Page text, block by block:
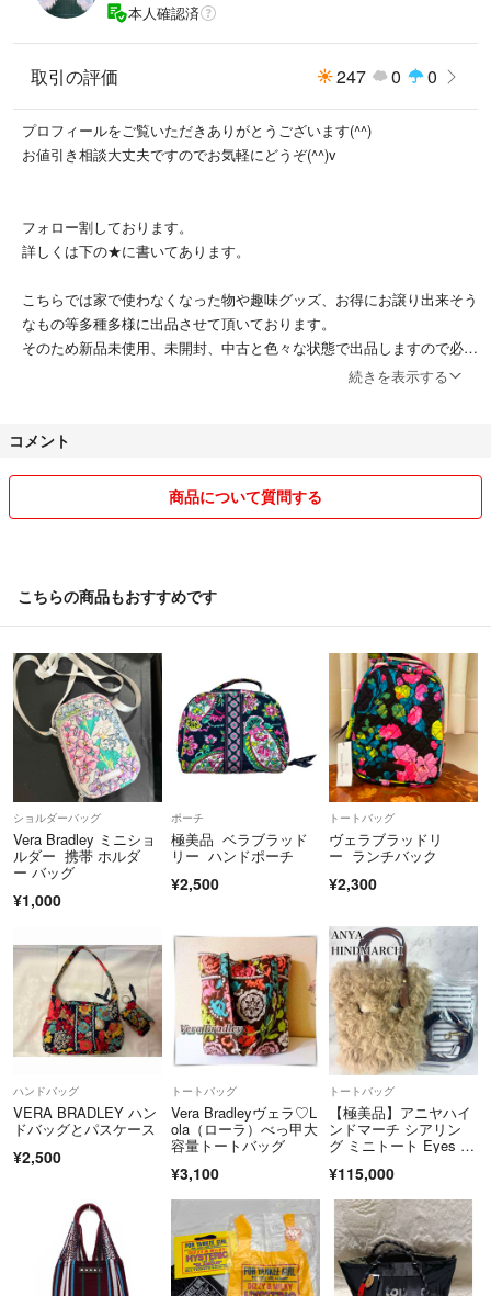
#happyberryオススメ商品
#ベラ
#アメリカン
#ハーマイオニー
#ロン
#ハッフルパフ
#レイブンクロー
#スリザリン
at004065271
本人確認済
取引の評価 247 0 0
プロフィールをご覧いただきありがとうございます(^^)
お値引き相談大丈夫ですのでお気軽にどうぞ(^^)v
フォロー割しております。
詳しくは下の★に書いてあります。
こちらでは家で使わなくなった物や趣味グッズ、お得にお譲り出来そう
なもの等多種多様に出品させて頂いております。
そのため新品未使用、未開封、中古と色々な状態で出品しますので必ず
ット品、輸入品などもございます。個体差がある場合もあるので完璧な
状態をお求めの方はご購入をお控え下さい。キルトやプリント柄は写真
替え防止の為返品は受付出来ません。
〜梱包について〜
基本はかんたんラクマパック便を使用します。
メルカリ便と書かれているものはラクマパックと置き換えてください。
お安く提供するため、発送費用は極力抑えた発送方法になります。梱包
方法、補償等に指定がある場合は必ず購入前にコメントにて連絡お願い
します。購入後の変更は出来ません。
基本1〜2日での発送完了を心掛けております。
長期不在時は発送遅れます。
他社での同時出品もしているため売り切れの際は、先に購入された方を
優先致します。
キャンセル&取り置きはNGでお願いします。
上記ご理解の上ご購入お願いします。
それではあなたにとって良い物と出会えることを心よりお祈り申し上げ
ここからは必要に応じてお読み下さい。
★フォロー割★
2500円〜4999円 50円割引
5000円〜9999円 100円割引
続きを表示する
コメント
商品について質問する
こちらの商品もおすすめです
ショルダーバッグ
Vera Bradley ミニショ
ルダー 携帯 ホルダ
ー バッグ
¥1,000
ポーチ
極美品 ベラブラッド
リー ハンドポーチ
¥2,500
トートバッグ
ヴェラブラッドリ
ー ランチバック
¥2,300
ハンドバッグ
VERA BRADLEY ハン
ドバッグとパスケース
¥2,500
トートバッグ
Vera Bradleyヴェラ♡L
ola（ローラ）べっ甲大
容量トートバッグ
¥3,100
トートバッグ
【極美品】アニヤハイ
ンドマーチ シアリン
グ ミニトート Eyes 2
¥115,000